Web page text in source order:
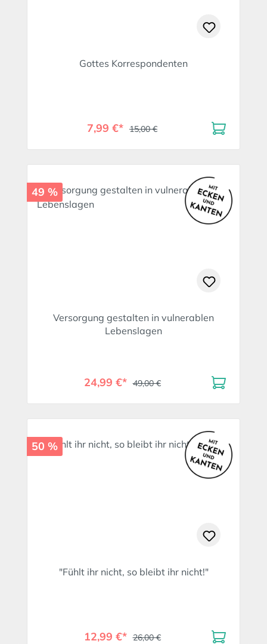
Gottes Korrespondenten
7,99 €* 15,00 €
49 %
Versorgung gestalten in vulnerablen
Lebenslagen
24,99 €* 49,00 €
50 %
"Fühlt ihr nicht, so bleibt ihr nicht!"
12,99 €* 26,00 €